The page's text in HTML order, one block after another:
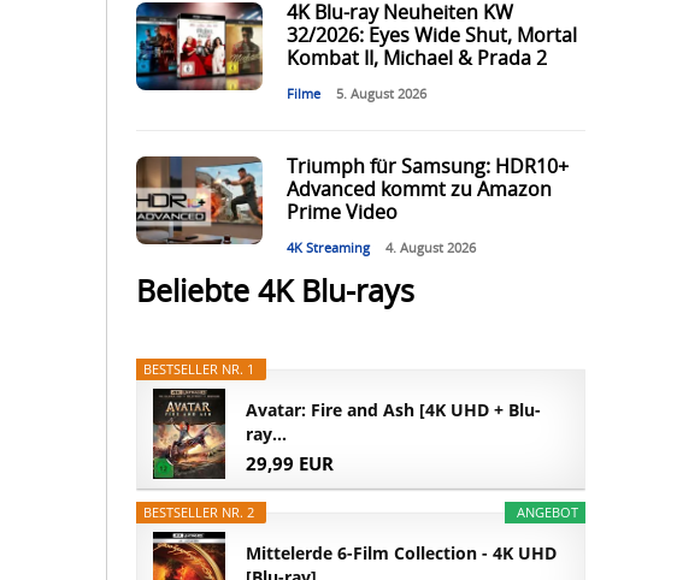
4K Blu-ray Neuheiten KW
32/2026: Eyes Wide Shut, Mortal
Kombat II, Michael & Prada 2
Filme 5. August 2026
Triumph für Samsung: HDR10+
Advanced kommt zu Amazon
Prime Video
4K Streaming 4. August 2026
Beliebte 4K Blu-rays
BESTSELLER NR. 1
Avatar: Fire and Ash [4K UHD + Blu-
ray...
29,99 EUR
ANGEBOT
BESTSELLER NR. 2
Mittelerde 6-Film Collection - 4K UHD